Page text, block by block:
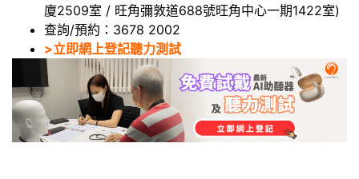
廈2509室 / 旺角彌敦道688號旺角中心一期1422室)
查詢/預約：3678 2002
>立即網上登記聽力測試